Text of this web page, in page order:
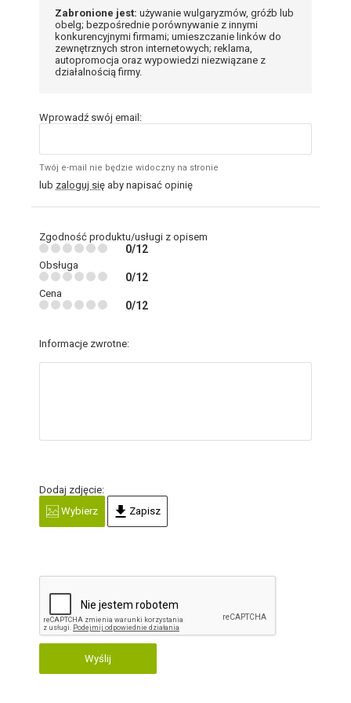
Zabronione jest: używanie wulgaryzmów, gróźb lub
obelg; bezpośrednie porównywanie z innymi
konkurencyjnymi firmami; umieszczanie linków do
zewnętrznych stron internetowych; reklama,
autopromocja oraz wypowiedzi niezwiązane z
działalnością firmy.
Wprowadź swój email:
Twój e-mail nie będzie widoczny na stronie
lub zaloguj się aby napisać opinię
Zgodność produktu/usługi z opisem
0/12
Obsługa
0/12
Cena
0/12
Informacje zwrotne:
Dodaj zdjęcie:
Wybierz
Zapisz
Wyślij